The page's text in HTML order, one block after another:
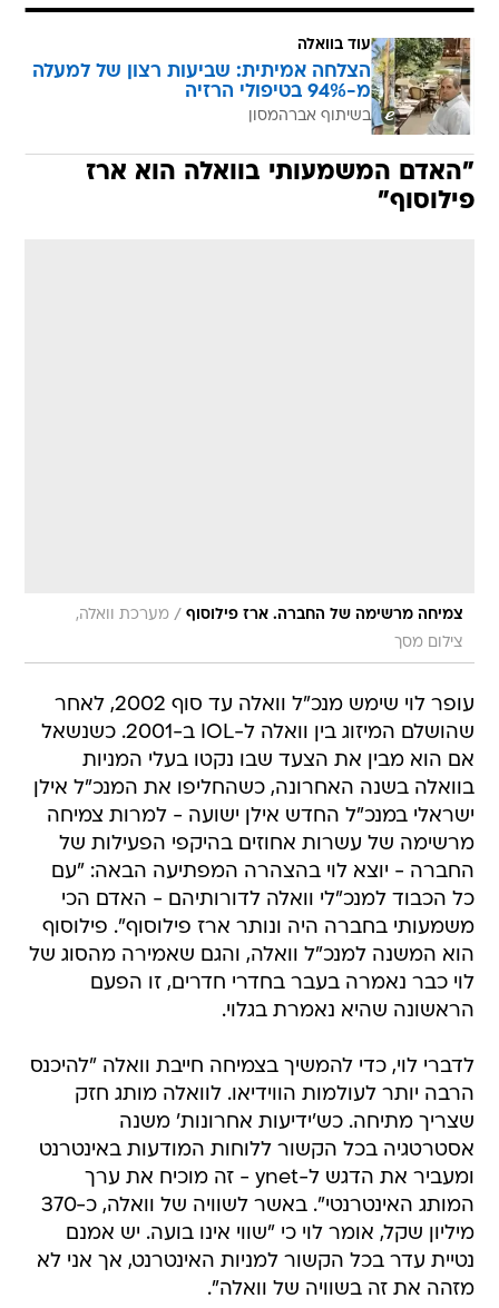
עוד בוואלה
הצלחה אמיתית: שביעות רצון של למעלה
מ-94% בטיפולי הרזיה
בשיתוף אברהמסון
"האדם המשמעותי בוואלה הוא ארז
פילוסוף"
צמיחה מרשימה של החברה. ארז פילוסוף / מערכת וואלה,
צילום מסך
עופר לוי שימש מנכ"ל וואלה עד סוף 2002, לאחר
שהושלם המיזוג בין וואלה ל-IOL ב-2001. כשנשאל
אם הוא מבין את הצעד שבו נקטו בעלי המניות
בוואלה בשנה האחרונה, כשהחליפו את המנכ"ל אילן
ישראלי במנכ"ל החדש אילן ישועה - למרות צמיחה
מרשימה של עשרות אחוזים בהיקפי הפעילות של
החברה - יוצא לוי בהצהרה המפתיעה הבאה: "עם
כל הכבוד למנכ"לי וואלה לדורותיהם - האדם הכי
משמעותי בחברה היה ונותר ארז פילוסוף". פילוסוף
הוא המשנה למנכ"ל וואלה, והגם שאמירה מהסוג של
לוי כבר נאמרה בעבר בחדרי חדרים, זו הפעם
הראשונה שהיא נאמרת בגלוי.
לדברי לוי, כדי להמשיך בצמיחה חייבת וואלה "להיכנס
הרבה יותר לעולמות הווידיאו. לוואלה מותג חזק
שצריך מתיחה. כש'ידיעות אחרונות' משנה
אסטרטגיה בכל הקשור ללוחות המודעות באינטרנט
ומעביר את הדגש ל-ynet - זה מוכיח את ערך
המותג האינטרנטי". באשר לשוויה של וואלה, כ-370
מיליון שקל, אומר לוי כי "שווי אינו בועה. יש אמנם
נטיית עדר בכל הקשור למניות האינטרנט, אך אני לא
מזהה את זה בשוויה של וואלה".